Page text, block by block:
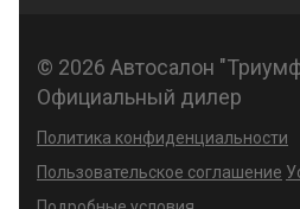
© 2026 Автосалон
Официальный дилер
Политика конфиденциальности
Пользовательское соглашение